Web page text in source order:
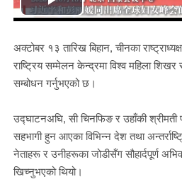
Play
Video
अक्टोबर १३ तारिख बिहान, चीनका
राष्ट्रिय सम्मेलन केन्द्रमा विश्व महिला
सम्बोधन गर्नुभएको छ।
उद्घाटनअघि, सी चिनफिङ र उहाँकी
सहभागी हुन आएका विभिन्न देश तथा
नेताहरू र उनीहरूका जोडीसँग सौहार्दपूर्ण
खिच्नुभएको थियो।